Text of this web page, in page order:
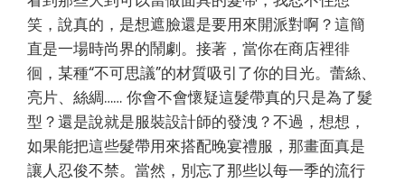
笑，說真的，是想遮臉還是要用來開派對啊？這簡
直是一場時尚界的鬧劇。接著，當你在商店裡徘
徊，某種“不可思議”的材質吸引了你的目光。蕾絲、
亮片、絲綢…… 你會不會懷疑這髮帶真的只是為了髮
型？還是說就是服裝設計師的發洩？不過，想想，
如果能把這些髮帶用來搭配晚宴禮服，那畫面真是
讓人忍俊不禁。當然，別忘了那些以每一季的流行